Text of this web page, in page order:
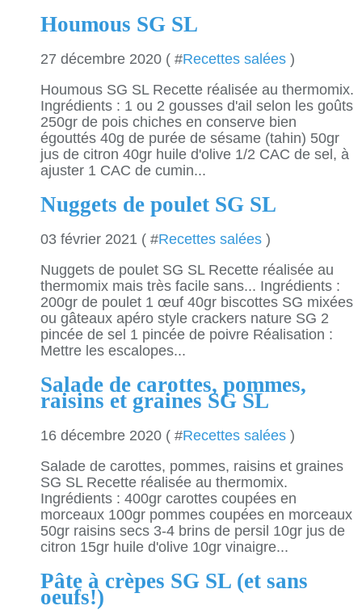
Houmous SG SL
27 décembre 2020 ( #Recettes salées )
Houmous SG SL Recette réalisée au thermomix.
Ingrédients : 1 ou 2 gousses d'ail selon les goûts
250gr de pois chiches en conserve bien
égouttés 40g de purée de sésame (tahin) 50gr
jus de citron 40gr huile d'olive 1/2 CAC de sel, à
ajuster 1 CAC de cumin...
Nuggets de poulet SG SL
03 février 2021 ( #Recettes salées )
Nuggets de poulet SG SL Recette réalisée au
thermomix mais très facile sans... Ingrédients :
200gr de poulet 1 œuf 40gr biscottes SG mixées
ou gâteaux apéro style crackers nature SG 2
pincée de sel 1 pincée de poivre Réalisation :
Mettre les escalopes...
Salade de carottes, pommes,
raisins et graines SG SL
16 décembre 2020 ( #Recettes salées )
Salade de carottes, pommes, raisins et graines
SG SL Recette réalisée au thermomix.
Ingrédients : 400gr carottes coupées en
morceaux 100gr pommes coupées en morceaux
50gr raisins secs 3-4 brins de persil 10gr jus de
citron 15gr huile d'olive 10gr vinaigre...
Pâte à crèpes SG SL (et sans
oeufs!)